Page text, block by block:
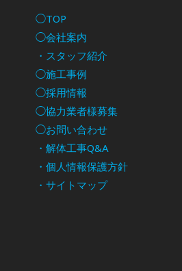
◯TOP
◯会社案内
・スタッフ紹介
◯施工事例
◯採用情報
◯協力業者様募集
◯お問い合わせ
・解体工事Q&A
・個人情報保護方針
・サイトマップ